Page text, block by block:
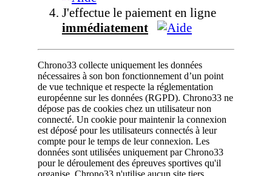
J'effectue le paiement en ligne
immédiatement
Chrono33 collecte uniquement les données
nécessaires à son bon fonctionnement d’un point
de vue technique et respecte la réglementation
européenne sur les données (RGPD). Chrono33 ne
dépose pas de cookies chez un utilisateur non
connecté. Un cookie pour maintenir la connexion
est déposé pour les utilisateurs connectés à leur
compte pour le temps de leur connexion. Les
données sont utilisées uniquement par Chrono33
pour le déroulement des épreuves sportives qu'il
organise. Chrono33 n'utilise aucun site tiers